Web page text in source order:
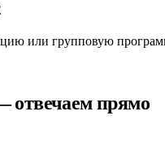
или групповую
отвечаем прямо